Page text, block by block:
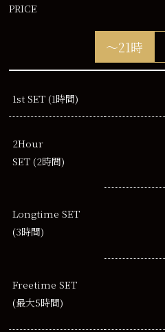
PRICE
～21時
1st SET (1時間)
2Hour
SET (2時間)
Longtime SET
(3時間)
Freetime SET
(最大5時間)